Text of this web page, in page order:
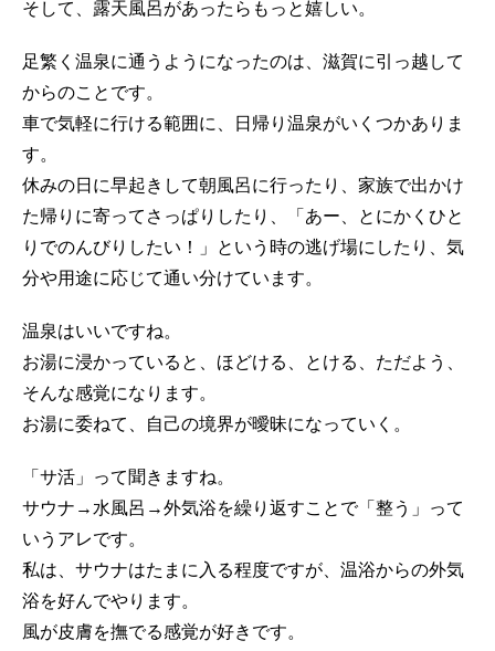
そして、露天風呂があったらもっと嬉しい。
足繁く温泉に通うようになったのは、滋賀に引っ越して
からのことです。
車で気軽に行ける範囲に、日帰り温泉がいくつかありま
す。
休みの日に早起きして朝風呂に行ったり、家族で出かけ
た帰りに寄ってさっぱりしたり、「あー、とにかくひと
りでのんびりしたい！」という時の逃げ場にしたり、気
分や用途に応じて通い分けています。
温泉はいいですね。
お湯に浸かっていると、ほどける、とける、ただよう、
そんな感覚になります。
お湯に委ねて、自己の境界が曖昧になっていく。
「サ活」って聞きますね。
サウナ→水風呂→外気浴を繰り返すことで「整う」って
いうアレです。
私は、サウナはたまに入る程度ですが、温浴からの外気
浴を好んでやります。
風が皮膚を撫でる感覚が好きです。